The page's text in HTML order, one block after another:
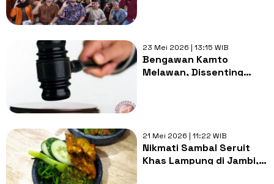
23 Mei 2026 | 13:15 WIB
Bengawan Kamto
Melawan, Dissenting
21 Mei 2026 | 11:22 WIB
Nikmati Sambal Seruit
Khas Lampung di Jambi,